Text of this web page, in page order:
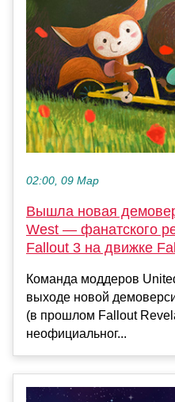
02:00, 09 Мар
Вышла новая
West — фанатского
Fallout 3 на движке
Команда моддеров
выходе новой
(в прошлом Fallout
неофициальног...